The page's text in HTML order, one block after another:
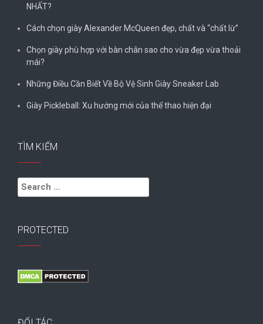
NHẤT?
Cách chọn giày Alexander McQueen đẹp, chất và “chất lừ”
Chọn giày phù hợp với bàn chân sao cho vừa đẹp vừa thoải
mái?
Những Điều Cần Biết Về Bộ Vệ Sinh Giày Sneaker Lab
Giày Pickleball: Xu hướng mới của thể thao hiện đại
TÌM KIẾM
Search
for:
PROTECTED